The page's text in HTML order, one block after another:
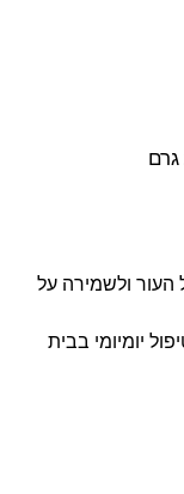
העור ולשמירה על
יומיומי בבית